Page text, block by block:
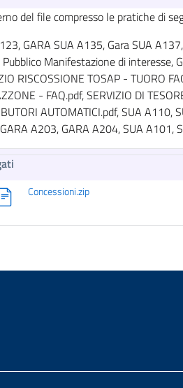
del file compresso le pratiche di
GARA SUA A135, Gara SUA
Manifestazione di interesse,
RISCOSSIONE TOSAP - TUORO
- FAQ.pdf, SERVIZIO DI
AUTOMATICI.pdf, SUA
A203, GARA A204, SUA A101,
Concessioni.zip